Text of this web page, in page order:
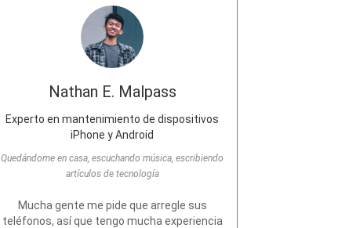
Nathan E. Malpass
Experto en mantenimiento de dispositivos
iPhone y Android
Quedándome en casa, escuchando música, escribiendo
artículos de tecnología
Mucha gente me pide que arregle sus
teléfonos, así que tengo mucha experiencia